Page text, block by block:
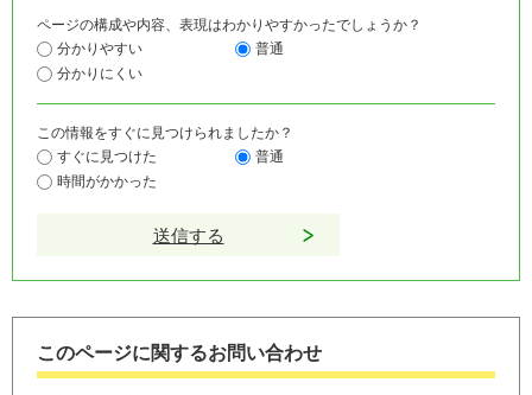
ページの構成や内容、表現はわかりやすかったでしょうか？
分かりやすい
普通
分かりにくい
この情報をすぐに見つけられましたか？
すぐに見つけた
普通
時間がかかった
このページに関するお問い合わせ